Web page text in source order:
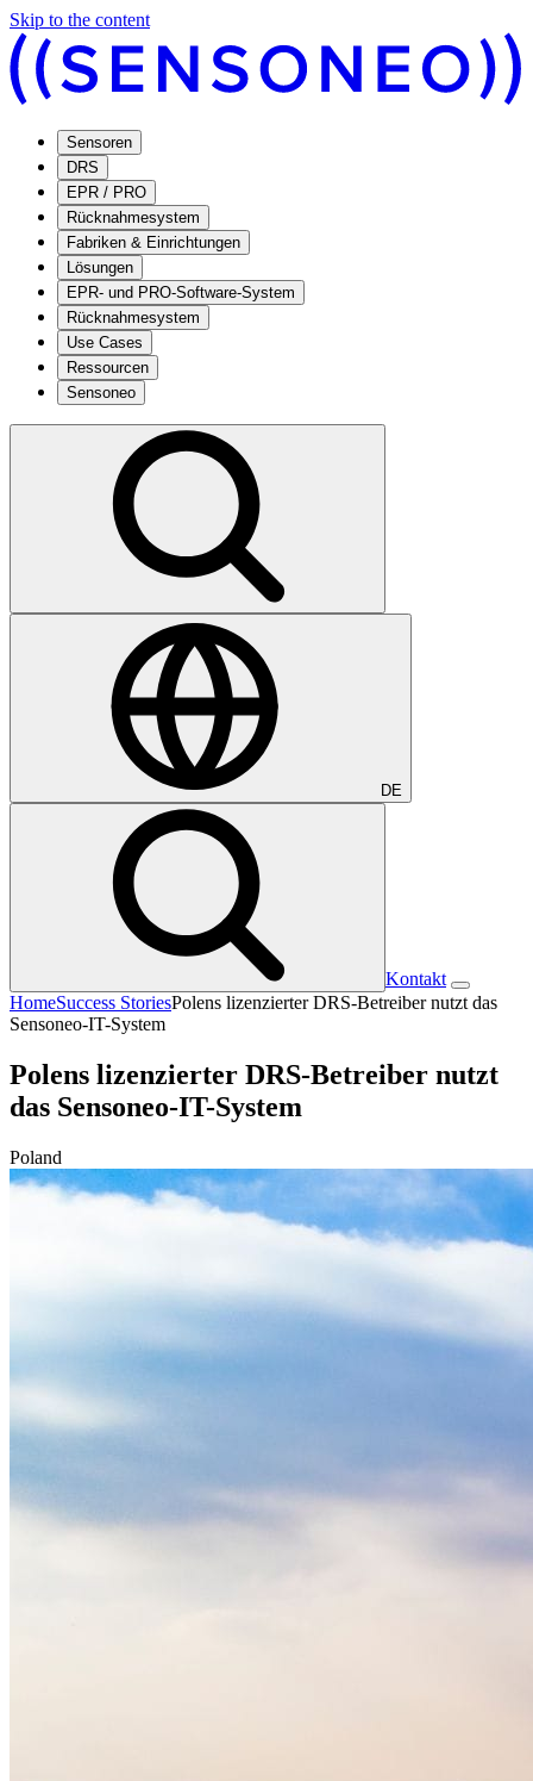
Skip to the content
Sensoren
DRS
EPR / PRO
Rücknahmesystem
Fabriken & Einrichtungen
Lösungen
EPR- und PRO-Software-System
Rücknahmesystem
Use Cases
Ressourcen
Sensoneo
DE
Kontakt
HomeSuccess StoriesPolens lizenzierter DRS-Betreiber nutzt das
Sensoneo-IT-System
Polens lizenzierter DRS-Betreiber nutzt
das Sensoneo-IT-System
Poland